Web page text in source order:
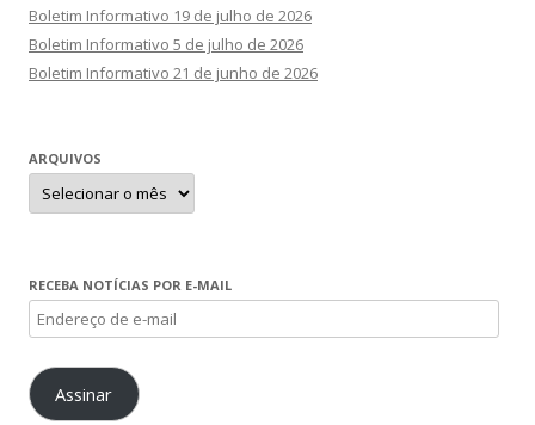
Boletim Informativo 19 de julho de 2026
Boletim Informativo 5 de julho de 2026
Boletim Informativo 21 de junho de 2026
ARQUIVOS
Arquivos
RECEBA NOTÍCIAS POR E-MAIL
Endereço
de
e-
mailAssinar